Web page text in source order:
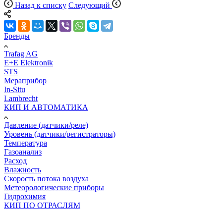
Назад к списку Следующий
Бренды
Trafag AG
E+E Elektronik
STS
Мераприбор
In-Situ
Lambrecht
КИП И АВТОМАТИКА
Давление (датчики/реле)
Уровень (датчики/регистраторы)
Температура
Газоанализ
Расход
Влажность
Скорость потока воздуха
Метеорологические приборы
Гидрохимия
КИП ПО ОТРАСЛЯМ